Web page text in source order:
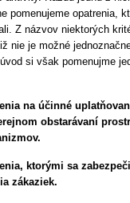
pomenujeme opatrenia,
Z názvov niektorých
nie je možné
si však pomenujme
na účinné
obstarávaní
ktorými sa
zákaziek.